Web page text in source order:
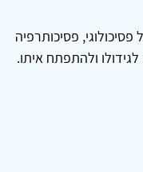
פסיכותרפיה
ולהתפתח איתו.